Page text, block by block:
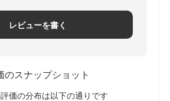
レビューを書く
のスナップショット
価の分布は以下の通りです